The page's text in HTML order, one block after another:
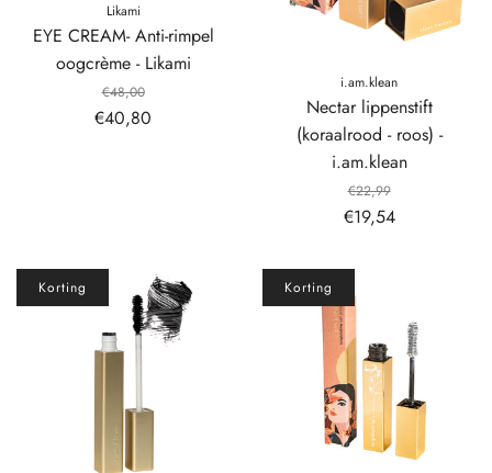
Likami
EYE CREAM- Anti-rimpel
oogcrème - Likami
€48,00
€40,80
i.am.klean
Nectar lippenstift
(koraalrood - roos) -
i.am.klean
€22,99
€19,54
Korting Korting